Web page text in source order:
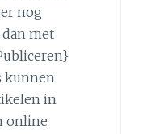
nog
met
kunnen
in
online